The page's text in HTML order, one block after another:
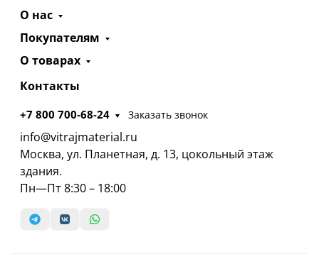
О нас
Покупателям
О товарах
Контакты
+7 800 700-68-24 Заказать звонок
info@vitrajmaterial.ru
Москва, ул. Планетная, д. 13, цокольный этаж
здания.
Пн—Пт 8:30 – 18:00